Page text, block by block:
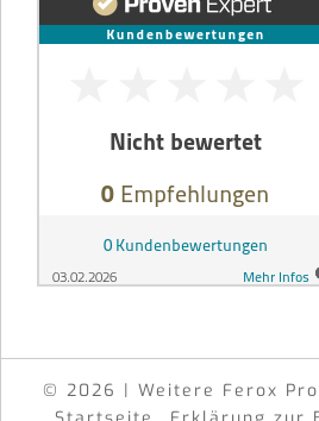
© 2026 | Weitere Ferox